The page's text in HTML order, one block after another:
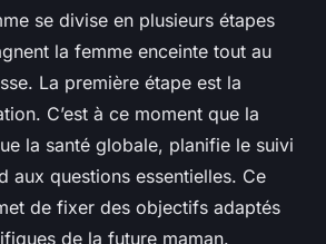
se divise en plusieurs étapes
la femme enceinte tout au
La première étape est la
C’est à ce moment que la
la santé globale, planifie le suivi
aux questions essentielles. Ce
de fixer des objectifs adaptés
de la future maman.